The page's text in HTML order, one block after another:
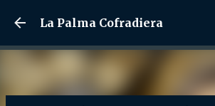
Ir al contenido principal
La Palma Cofradiera